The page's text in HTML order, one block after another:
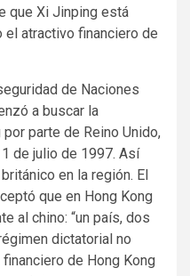
que Xi Jinping está
atractivo financiero de
de Naciones
a buscar la
parte de Reino Unido,
de julio de 1997. Así
en la región. El
que en Hong Kong
al chino: “un país, dos
dictatorial no
de Hong Kong